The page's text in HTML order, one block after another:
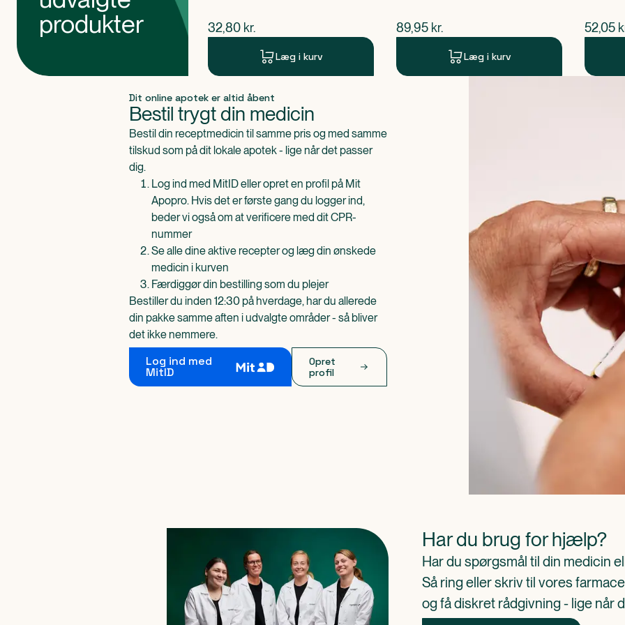
produkter
$nuværende pris
32,80 kr.
Læg i kurv
$nuværende pris
89,95 kr.
Læg i kurv
$
52,05
Dit online apotek er altid åbent
Bestil trygt din medicin
Bestil din receptmedicin til samme pris og med samme
tilskud som på dit lokale apotek - lige når det passer
dig.
Log ind med MitID eller opret en profil på Mit
Apopro. Hvis det er første gang du logger ind,
beder vi også om at verificere med dit CPR-
nummer
Se alle dine aktive recepter og læg din ønskede
medicin i kurven
Færdiggør din bestilling som du plejer
Bestiller du inden 12:30 på hverdage, har du allerede
din pakke samme aften i udvalgte områder - så bliver
det ikke nemmere.
Log ind med
MitID
Opret
profil
Har du brug for hjælp?
Har du spørgsmål til din medicin
Så ring eller skriv til vores
og få diskret rådgivning - lige når